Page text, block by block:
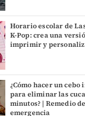
Horario escolar de
K-Pop: crea una
imprimir y
¿Cómo hacer un
para eliminar las
minutos? | Remedio de
emergencia